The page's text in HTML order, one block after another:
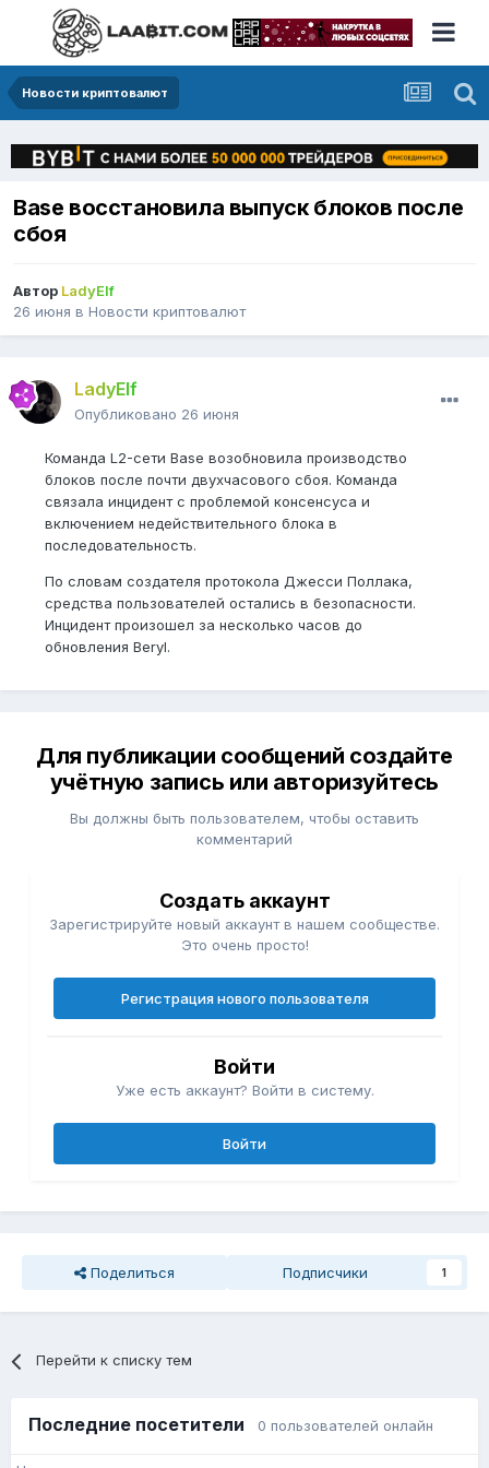
Новости криптовалют
Base восстановила выпуск блоков после
сбоя
Автор LadyElf
26 июня в Новости криптовалют
LadyElf
Опубликовано 26 июня
Команда L2-сети Base возобновила производство
блоков после почти двухчасового сбоя. Команда
связала инцидент с проблемой консенсуса и
включением недействительного блока в
последовательность.
По словам создателя протокола Джесси Поллака,
средства пользователей остались в безопасности.
Инцидент произошел за несколько часов до
обновления Beryl.
Для публикации сообщений создайте
учётную запись или авторизуйтесь
Вы должны быть пользователем, чтобы оставить
комментарий
Создать аккаунт
Зарегистрируйте новый аккаунт в нашем сообществе.
Это очень просто!
Регистрация нового пользователя
Войти
Уже есть аккаунт? Войти в систему.
Войти
Поделиться Подписчики 1
Перейти к списку тем
Последние посетители 0 пользователей онлайн